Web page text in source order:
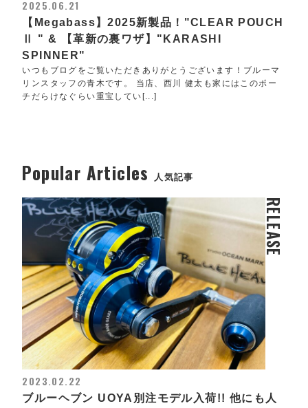
2025.06.21
【Megabass】2025新製品！"CLEAR POUCH
Ⅱ " & 【革新の裏ワザ】"KARASHI
SPINNER"
いつもブログをご覧いただきありがとうございます！ブルーマ
リンスタッフの青木です。 当店、西川 健太も家にはこのポー
チだらけなぐらい重宝してい[...]
Popular Articles 人気記事
RELEASE
2023.02.22
ブルーヘブン UOYA別注モデル入荷!! 他にも人